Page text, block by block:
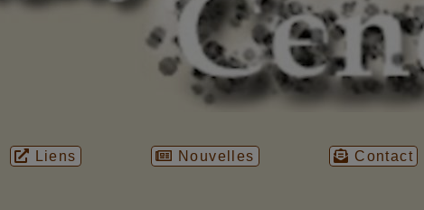
Liens Nouvelles Contact